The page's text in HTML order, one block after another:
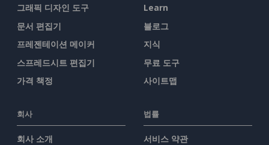
그래픽 디자인 도구
문서 편집기
프레젠테이션 메이커
스프레드시트 편집기
가격 책정
Learn
블로그
지식
무료 도구
사이트맵
회사
회사 소개
법률
서비스 약관